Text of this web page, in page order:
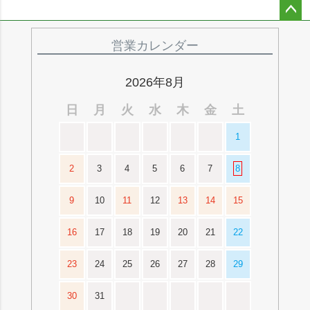
営業カレンダー
2026年8月
日
月 火 水 木 金 土
1
2 3 4 5 6 7 8
9 10 11 12 13 14 15
16 17 18 19 20 21 22
23 24 25 26 27 28 29
30 31